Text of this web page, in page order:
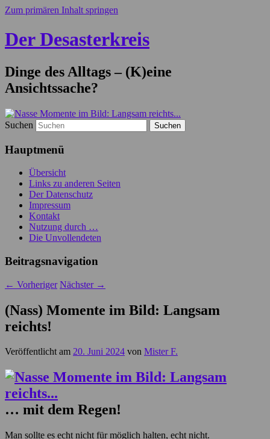
Zum primären Inhalt springen
Der Desasterkreis
Dinge des Alltags – (K)eine
Ansichtssache?
Suchen
Hauptmenü
Übersicht
Links zu anderen Seiten
Der Datenschutz
Impressum
Kontakt
Nutzung durch …
Die Unvollendeten
Beitragsnavigation
← Vorheriger Nächster →
(Nass) Momente im Bild: Langsam
reichts!
Veröffentlicht am 20. Juni 2024 von Mister F.
… mit dem Regen!
Man sollte es echt nicht für möglich halten, echt nicht.